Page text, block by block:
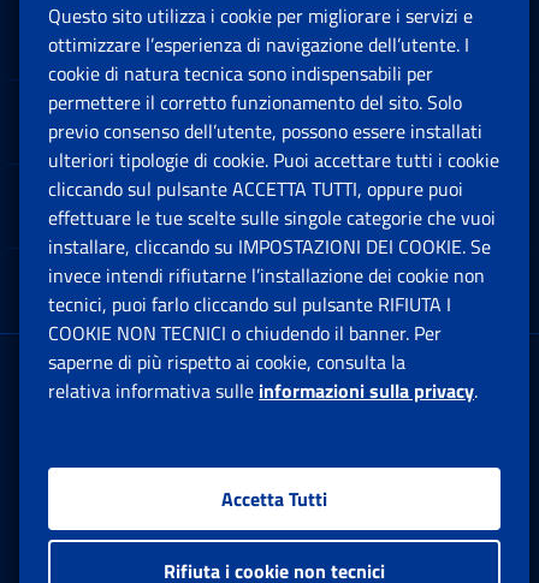
Sedi e Contatti
Software
Note Legali
App mobile
Sede Legale : Via Ciro il Grande, 21
00144 Roma
Facebook: Apre una nuova finestra
Twitter: Apre una nuova finestra
Whatsapp: Apre una nuova
Youtube: Apre una
Instagram:
Questo sito utilizza i cookie per migliorare i servizi e
ottimizzare l’esperienza di navigazione dell’utente. I
cookie di natura tecnica sono indispensabili per
permettere il corretto funzionamento del sito. Solo
previo consenso dell’utente, possono essere installati
ulteriori tipologie di cookie. Puoi accettare tutti i cookie
cliccando sul pulsante ACCETTA TUTTI, oppure puoi
effettuare le tue scelte sulle singole categorie che vuoi
installare, cliccando su IMPOSTAZIONI DEI COOKIE. Se
invece intendi rifiutarne l’installazione dei cookie non
tecnici, puoi farlo cliccando sul pulsante RIFIUTA I
COOKIE NON TECNICI o chiudendo il banner. Per
saperne di più rispetto ai cookie, consulta la
relativa informativa sulle informazioni sulla privacy.
Accetta Tutti
Rifiuta i cookie non tecnici